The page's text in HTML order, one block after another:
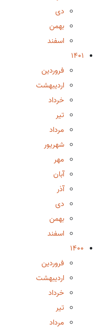
دی
بهمن
اسفند
1401
فروردین
اردیبهشت
خرداد
تیر
مرداد
شهریور
مهر
آبان
آذر
دی
بهمن
اسفند
1400
فروردین
اردیبهشت
خرداد
تیر
مرداد